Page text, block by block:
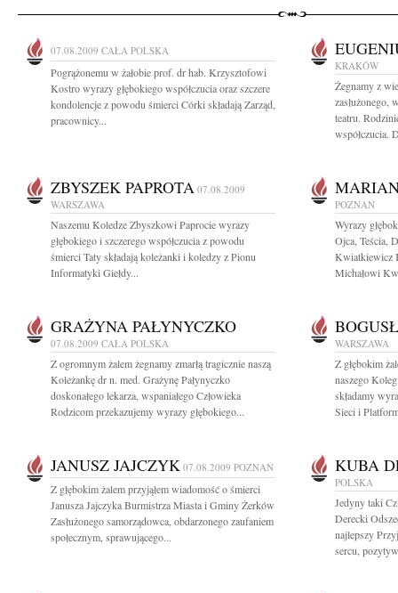
07.08.2009 CAŁA POLSKA
Pogrążonemu w żałobie prof. dr hab. Krzysztofowi
Kostro wyrazy głębokiego współczucia oraz szczere
kondolencje z powodu śmierci Córki składają Zarząd,
pracownicy...
KRAKÓW
Żegnamy z
zasłużonego,
teatru.
współczucia.
ZBYSZEK PAPROTA 07.08.2009
WARSZAWA
Naszemu Koledze Zbyszkowi Paprocie wyrazy
głębokiego i szczerego współczucia z powodu
śmierci Taty składają koleżanki i koledzy z Pionu
Informatyki Giełdy...
POZNAŃ
Wyrazy
Ojca, Teścia,
Kwiatkiewicz
Michałowi
GRAŻYNA PAŁYNYCZKO
07.08.2009 CAŁA POLSKA
Z ogromnym żalem żegnamy zmarłą tragicznie naszą
Koleżankę dr n. med. Grażynę Pałynyczko
doskonałego lekarza, wspaniałego Człowieka
Rodzicom przekazujemy wyrazy głębokiego...
WARSZAWA
Z głębokim
naszego
składamy
Sieci i
JANUSZ JAJCZYK 07.08.2009 POZNAŃ
Z głębokim żalem przyjąłem wiadomość o śmierci
Janusza Jajczyka Burmistrza Miasta i Gminy Żerków
Zasłużonego samorządowca, obdarzonego zaufaniem
społecznym, sprawującego...
KUBA
POLSKA
Jedyny taki
Derecki
najlepszy
sercu,